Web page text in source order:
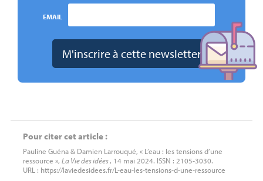
EMAIL
Pour citer cet article :
Pauline Guéna & Damien Larrouqué, « L’eau : les tensions d’une
ressource », La Vie des idées, 14 mai 2024. ISSN : 2105-3030.
URL : https://laviedesidees.fr/L-eau-les-tensions-d-une-ressource